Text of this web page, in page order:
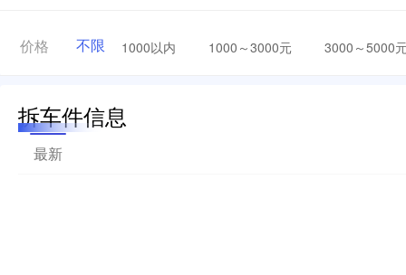
价格 不限 1000以内 1000～3000元 3000～5000
拆车件信息
最新